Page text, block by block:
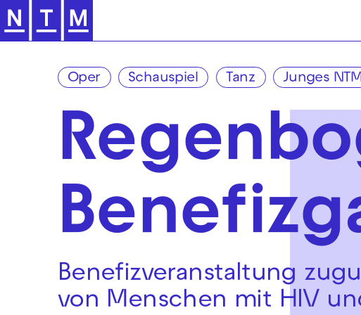
Zur Hauptnavigation springen
Oper Schauspiel Tanz Junges
Benefizveranstaltung
von Menschen mit HIV